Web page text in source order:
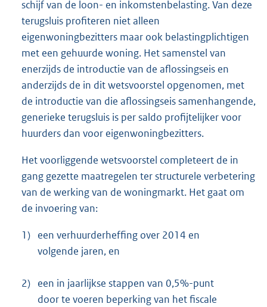
schijf van de loon- en inkomstenbelasting. Van deze
terugsluis profiteren niet alleen
eigenwoningbezitters maar ook belastingplichtigen
met een gehuurde woning. Het samenstel van
enerzijds de introductie van de aflossingseis en
anderzijds de in dit wetsvoorstel opgenomen, met
de introductie van die aflossingseis samenhangende,
generieke terugsluis is per saldo profijtelijker voor
huurders dan voor eigenwoningbezitters.
Het voorliggende wetsvoorstel completeert de in
gang gezette maatregelen ter structurele verbetering
van de werking van de woningmarkt. Het gaat om
de invoering van:
1) een verhuurderheffing over 2014 en
volgende jaren, en
2) een in jaarlijkse stappen van 0,5%-punt
door te voeren beperking van het fiscale